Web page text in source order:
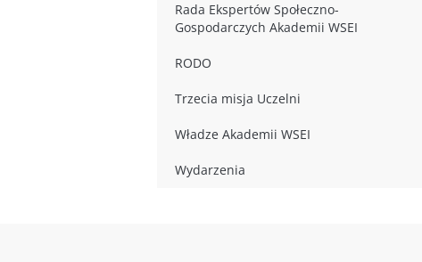
Rada Ekspertów Społeczno-
Gospodarczych Akademii WSEI
RODO
Trzecia misja Uczelni
Władze Akademii WSEI
Wydarzenia